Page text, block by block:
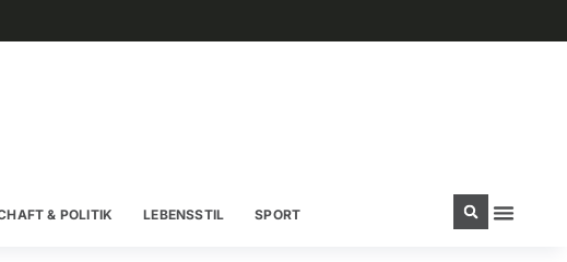
& POLITIK LEBENSSTIL SPORT